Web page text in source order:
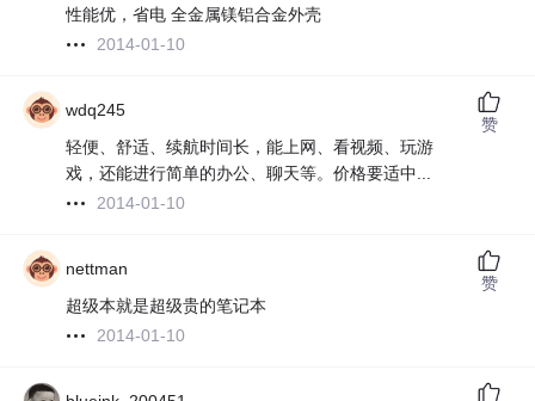
性能优，省电 全金属镁铝合金外壳
2014-01-10
wdq245
轻便、舒适、续航时间长，能上网、看视频、玩游
戏，还能进行简单的办公、聊天等。价格要适中...
2014-01-10
赞
nettman
超级本就是超级贵的笔记本
2014-01-10
赞